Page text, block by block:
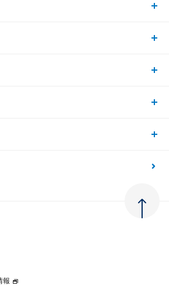
づく新たな価値の創出
ム
ト トップ
・イベント
り組み
ー方針
報